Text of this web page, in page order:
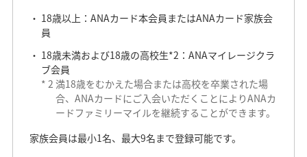
18歳以上：ANAカード本会員またはANAカード家族会
員
18歳未満および18歳の高校生*2：ANAマイレージクラ
ブ会員
* 2 満18歳をむかえた場合または高校を卒業された場
合、ANAカードにご入会いただくことによりANAカ
ードファミリーマイルを継続することができます。
家族会員は最小1名、最大9名まで登録可能です。